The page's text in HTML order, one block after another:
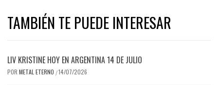
TAMBIÉN TE PUEDE INTERESAR
LIV KRISTINE HOY EN ARGENTINA 14 DE JULIO
POR METAL ETERNO /14/07/2026